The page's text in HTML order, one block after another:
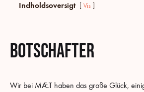
Indholdsoversigt Vis
Botschafter
Wir bei MÆT haben das große Glück,